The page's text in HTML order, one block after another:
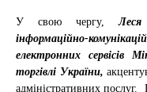
У свою чергу,
інформаційно-
електронних сервісів
торгівлі України,
адміністративних